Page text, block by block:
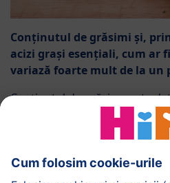
Conținutul de grăsimi și,
acizi grași esențiali, cum ar
variază foarte mult de la un
Conținutul de grăsime este
sezon și temperatura apei.
exemplu, conține acizi grași